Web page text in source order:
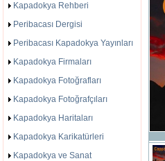
Kapadokya Rehberi
Peribacası Dergisi
Peribacası Kapadokya Yayınları
Kapadokya Firmaları
Kapadokya Fotoğrafları
Kapadokya Fotoğrafçıları
Kapadokya Haritaları
Kapadokya Karikatürleri
Kapadokya ve Sanat